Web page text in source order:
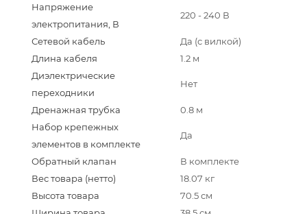
Напряжение
электропитания, В
220 - 240 В
Сетевой кабель
Да (с вилкой)
Длина кабеля
1.2 м
Диэлектрические
переходники
Нет
Дренажная трубка
0.8 м
Набор крепежных
элементов в комплекте
Да
Обратный клапан
В комплекте
Вес товара (нетто)
18.07 кг
Высота товара
70.5 см